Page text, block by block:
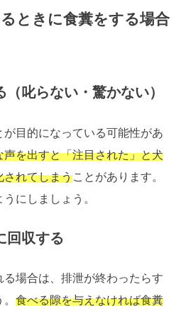
ときに食糞をする場合
叱らない・驚かない）
目的になっている可能性があ
声を出すと「注目された」と犬
されてしまうことがあります。
にしましょう。
回収する
場合は、排泄が終わったらす
。食べる隙を与えなければ食糞